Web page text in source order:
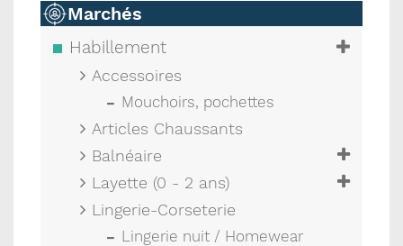
Marchés
Habillement
Accessoires
Mouchoirs, pochettes
Articles Chaussants
Balnéaire
Layette (0 - 2 ans)
Lingerie-Corseterie
Lingerie nuit / Homewear